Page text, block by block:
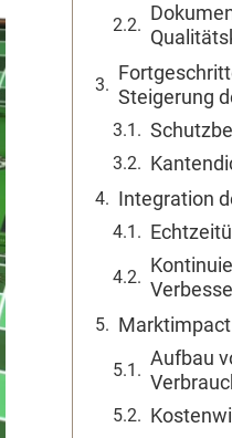
Steigerung
Integration
Aufbau